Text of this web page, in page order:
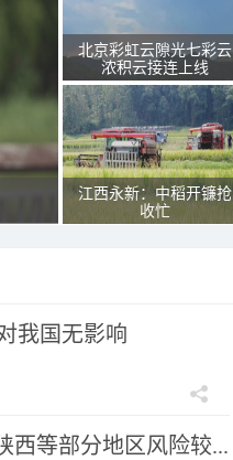
北京彩虹云隙光七彩云
浓积云接连上线
江西永新：中稻开镰抢
收忙
我国无影响
西等部分地区风险较...